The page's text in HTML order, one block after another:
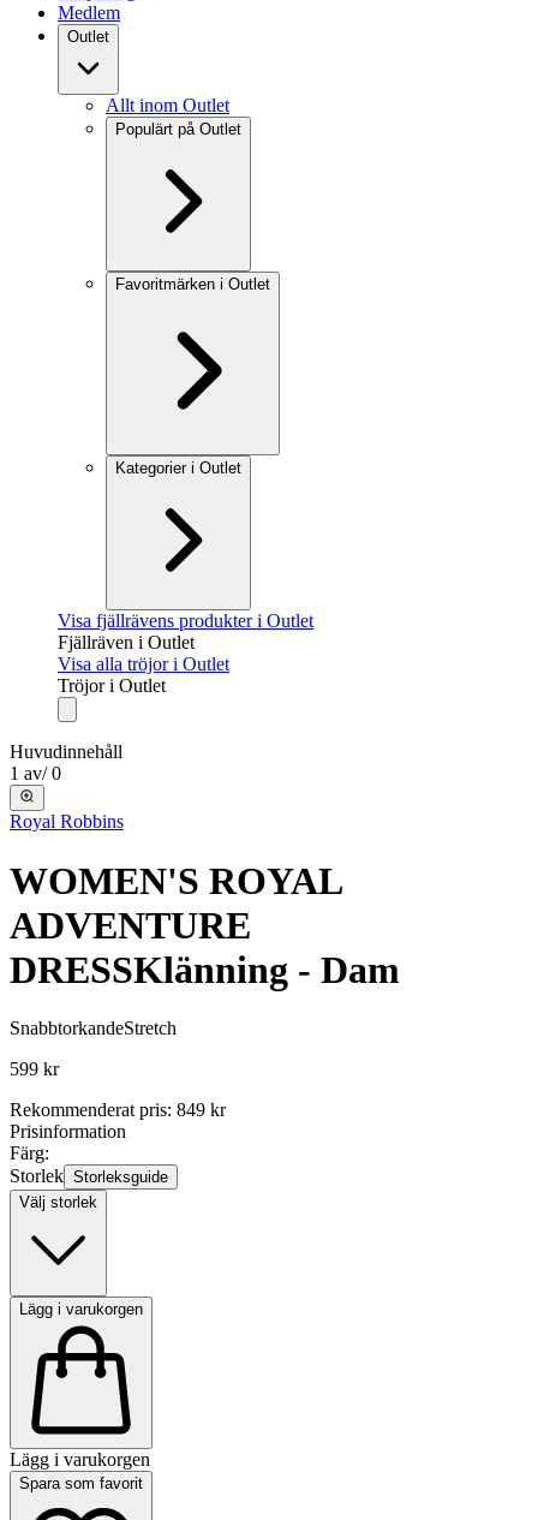
Medlem
Outlet
Allt inom Outlet
Populärt på Outlet
Favoritmärken i Outlet
Kategorier i Outlet
Visa fjällrävens produkter i Outlet
Fjällräven i Outlet
Visa alla tröjor i Outlet
Tröjor i Outlet
Huvudinnehåll
1 av/ 0
Royal Robbins
WOMEN'S ROYAL
ADVENTURE
DRESSKlänning - Dam
SnabbtorkandeStretch
599 kr
Rekommenderat pris: 849 kr
Prisinformation
Färg:
Storlek Storleksguide
Välj storlek
Lägg i varukorgen
Lägg i varukorgen
Spara som favorit